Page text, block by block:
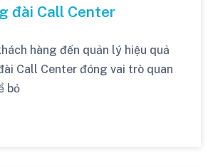
đài Call Center
hàng đến quản lý hiệu quả
Call Center đóng vai trò quan
bỏ